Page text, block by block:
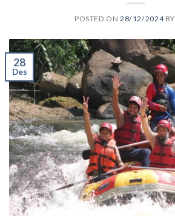
POSTED ON28/12/2024BY
28
Des